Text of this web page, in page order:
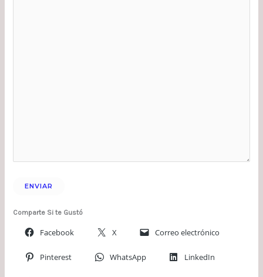
Comparte Si te Gustó
Facebook X Correo electrónico
Pinterest WhatsApp LinkedIn